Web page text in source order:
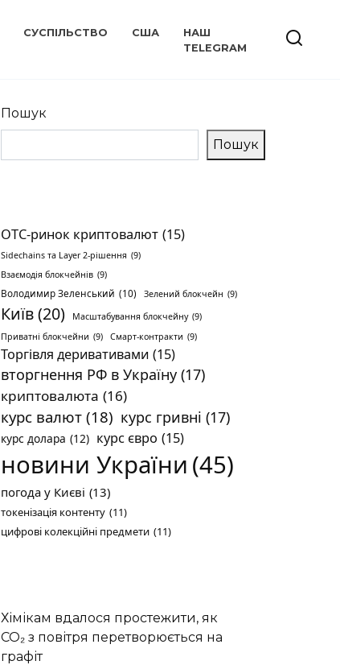
СУСПІЛЬСТВО США
НАШ
TELEGRAM
Пошук
Пошук
OTC-ринок криптовалют (15)
Sidechains та Layer 2-рішення (9)
Взаємодія блокчейнів (9)
Володимир Зеленський (10) Зелений блокчейн (9)
Київ(20) Масштабування блокчейну (9)
Приватні блокчейни (9) Смарт-контракти (9)
Торгівля деривативами (15)
вторгнення РФ в Україну (17)
криптовалюта (16)
курс валют (18) курс гривні (17)
курс долара (12) курс євро (15)
новини України (45)
погода у Києві (13)
токенізація контенту (11)
цифрові колекційні предмети (11)
Хімікам вдалося простежити, як
CO₂ з повітря перетворюється на
графіт